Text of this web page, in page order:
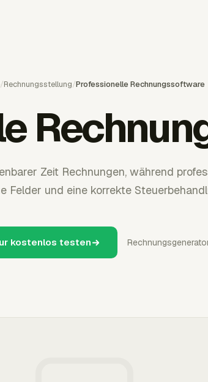
/Rechnungsstellung/Professionelle Rechnungssoftware
Zeit Rechnungen, während
Felder und eine korrekte
kostenlos testen